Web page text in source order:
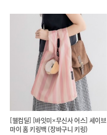
[웰컴딜] [바잇미×무신사 어스] 세이브
마이 홈 키링백 (장바구니 키링)